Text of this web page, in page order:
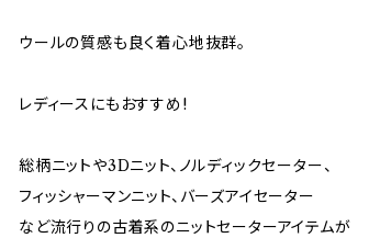
ウールの質感も良く着心地抜群。
レディースにもおすすめ!
総柄ニットや3Dニット、ノルディックセーター、
フィッシャーマンニット、バーズアイセーター
など流行りの古着系のニットセーターアイテムが